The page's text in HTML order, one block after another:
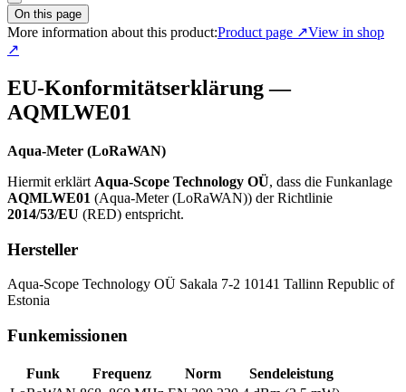
On this page
More information about this product:Product page ↗View in shop
↗
EU-Konformitätserklärung —
AQMLWE01
Aqua-Meter (LoRaWAN)
Hiermit erklärt Aqua-Scope Technology OÜ, dass die Funkanlage
AQMLWE01 (Aqua-Meter (LoRaWAN)) der Richtlinie
2014/53/EU (RED) entspricht.
Hersteller
Aqua-Scope Technology OÜ Sakala 7-2 10141 Tallinn Republic of
Estonia
Funkemissionen
Funk Frequenz Norm
Sendeleistung